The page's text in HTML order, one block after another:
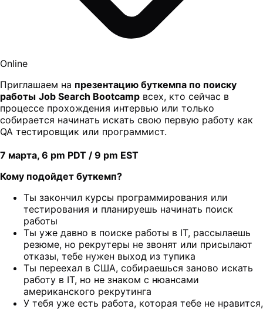
Online
Приглашаем на презентацию буткемпа по поиску
работы Job Search Bootcamp всех, кто сейчас в
процессе прохождения интервью или только
собирается начинать искать свою первую работу как
QA тестировщик или программист.
7 марта, 6 pm PDT / 9 pm EST
Кому подойдет буткемп?
Ты закончил курсы программирования или
тестирования и планируешь начинать поиск
работы
Ты уже давно в поиске работы в IT, рассылаешь
резюме, но рекрутеры не звонят или присылают
отказы, тебе нужен выход из тупика
Ты переехал в США, собираешься заново искать
работу в IT, но не знаком с нюансами
американского рекрутинга
У тебя уже есть работа, которая тебе не нравится,